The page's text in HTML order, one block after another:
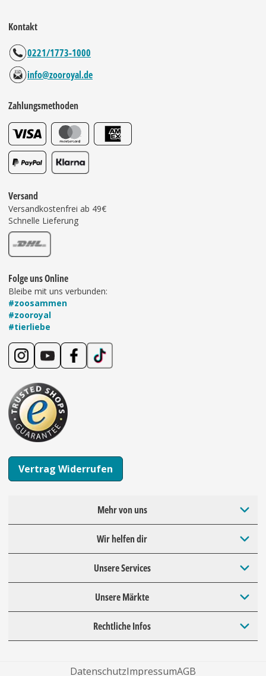
Kontakt
0221/1773-1000
info@zooroyal.de
Zahlungsmethoden
Versand
Versandkostenfrei ab 49€
Schnelle Lieferung
Folge uns Online
Bleibe mit uns verbunden:
#zoosammen
#zooroyal
#tierliebe
Vertrag Widerrufen
Mehr von uns
Wir helfen dir
Unsere Services
Unsere Märkte
Rechtliche Infos
DatenschutzImpressumAGB